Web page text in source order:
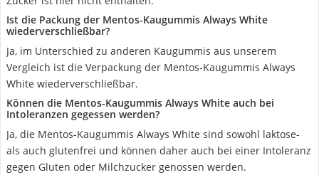
Ist die Packung der Mentos-Kaugummis Always White
wiederverschließbar?
Ja, im Unterschied zu anderen Kaugummis aus unserem
Vergleich ist die Verpackung der Mentos-Kaugummis Always
White wiederverschließbar.
Können die Mentos-Kaugummis Always White auch bei
Intoleranzen gegessen werden?
Ja, die Mentos-Kaugummis Always White sind sowohl laktose-
als auch glutenfrei und können daher auch bei einer Intoleranz
gegen Gluten oder Milchzucker genossen werden.